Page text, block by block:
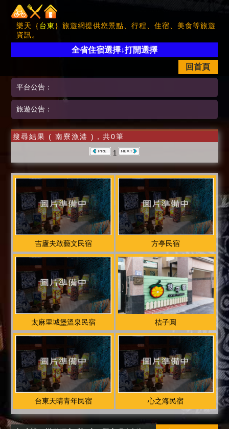
樂天｛ 台東 ｝旅遊網提供您景點、行程、住宿、美食等旅遊
資訊。
全省住宿選擇↓打開選擇
回首頁
平台公告：
旅遊公告：
搜尋結果 ( 南寮漁港 )，共0筆
1
吉廬夫敢藝文民宿 方亭民宿
太麻里城堡溫泉民宿 桔子圓
台東天晴青年民宿 心之海民宿